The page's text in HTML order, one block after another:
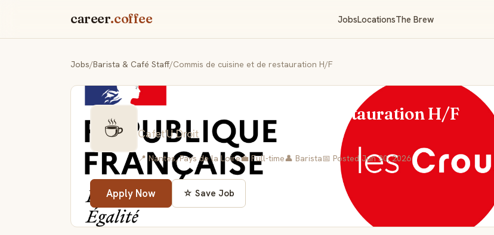
career.coffee JobsLocationsThe Brew
Jobs/Barista & Café Staff/Commis de cuisine et de restauration H/F
☕ Commis de cuisine et de restauration H/F
Cafet'U Droit
📍 Nantes, Pays de la Loire💼 Full-time👤 Barista📅 Posted Jun 30, 2026
Apply Now ☆ Save Job